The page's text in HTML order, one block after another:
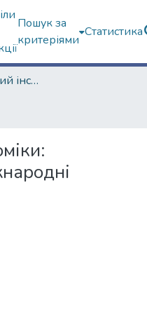
Пошук за
критеріями
Статистика
Навчально-науковий інститут "Каразінський банківський інститут"